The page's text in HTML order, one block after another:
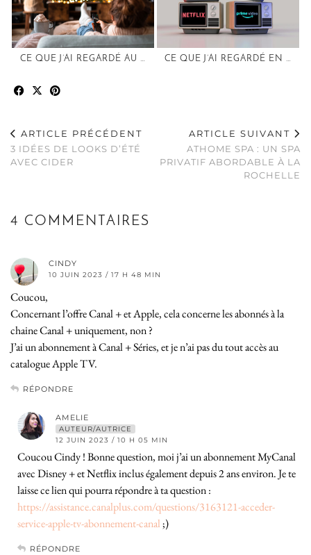
CE QUE J’AI REGARDÉ AU … CE QUE J’AI REGARDÉ EN …
ARTICLE PRÉCÉDENT
3 IDÉES DE LOOKS D’ÉTÉ
AVEC CIDER
ARTICLE SUIVANT
ATHOME SPA : UN SPA
PRIVATIF ABORDABLE À LA
ROCHELLE
4 COMMENTAIRES
CINDY
10 JUIN 2023 / 17 H 48 MIN
Coucou,
Concernant l’offre Canal + et Apple, cela concerne les abonnés à la
chaine Canal + uniquement, non ?
J’ai un abonnement à Canal + Séries, et je n’ai pas du tout accès au
catalogue Apple TV.
RÉPONDRE
AMELIE
AUTEUR/AUTRICE
12 JUIN 2023 / 10 H 05 MIN
Coucou Cindy ! Bonne question, moi j’ai un abonnement MyCanal
avec Disney + et Netflix inclus également depuis 2 ans environ. Je te
laisse ce lien qui pourra répondre à ta question :
https://assistance.canalplus.com/questions/3163121-acceder-
service-apple-tv-abonnement-canal;)
RÉPONDRE